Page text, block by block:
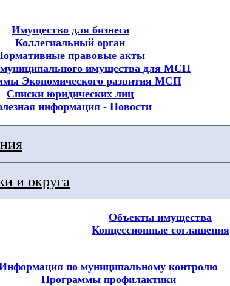
Имущество для бизнеса
Коллегиальный орган
правовые акты
имущества для МСП
Экономического развития МСП
Списки юридических лиц
информация - Новости
и округа
Объекты имущества
Концессионные соглашения
по муниципальному контролю
Программы профилактики